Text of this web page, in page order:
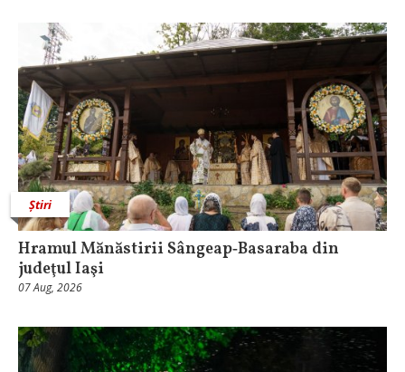
Știri
Hramul Mănăstirii Sângeap‑Basaraba din
judeţul Iaşi
07 Aug, 2026